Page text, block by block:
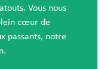
Vous nous
cœur de
passants, notre